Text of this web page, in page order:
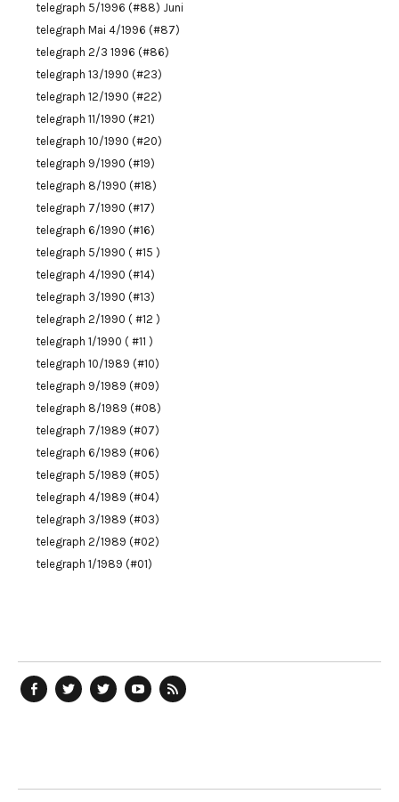
telegraph 5/1996 (#88) Juni
telegraph Mai 4/1996 (#87)
telegraph 2/3 1996 (#86)
telegraph 13/1990 (#23)
telegraph 12/1990 (#22)
telegraph 11/1990 (#21)
telegraph 10/1990 (#20)
telegraph 9/1990 (#19)
telegraph 8/1990 (#18)
telegraph 7/1990 (#17)
telegraph 6/1990 (#16)
telegraph 5/1990 ( #15 )
telegraph 4/1990 (#14)
telegraph 3/1990 (#13)
telegraph 2/1990 ( #12 )
telegraph 1/1990 ( #11 )
telegraph 10/1989 (#10)
telegraph 9/1989 (#09)
telegraph 8/1989 (#08)
telegraph 7/1989 (#07)
telegraph 6/1989 (#06)
telegraph 5/1989 (#05)
telegraph 4/1989 (#04)
telegraph 3/1989 (#03)
telegraph 2/1989 (#02)
telegraph 1/1989 (#01)